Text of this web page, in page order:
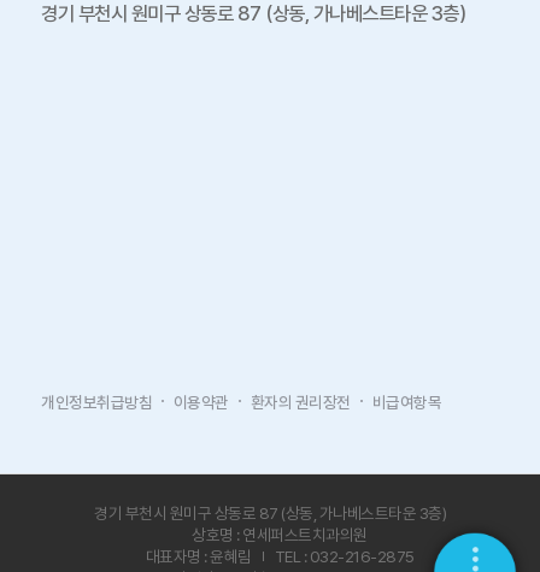
경기 부천시 원미구 상동로 87 (상동, 가나베스트타운 3층)
개인정보취급방침 이용약관 환자의 권리장전 비급여항목
경기 부천시 원미구 상동로 87 (상동, 가나베스트타운 3층)
상호명 : 연세퍼스트치과의원
대표자명 : 윤혜림
TEL : 032-216-2875